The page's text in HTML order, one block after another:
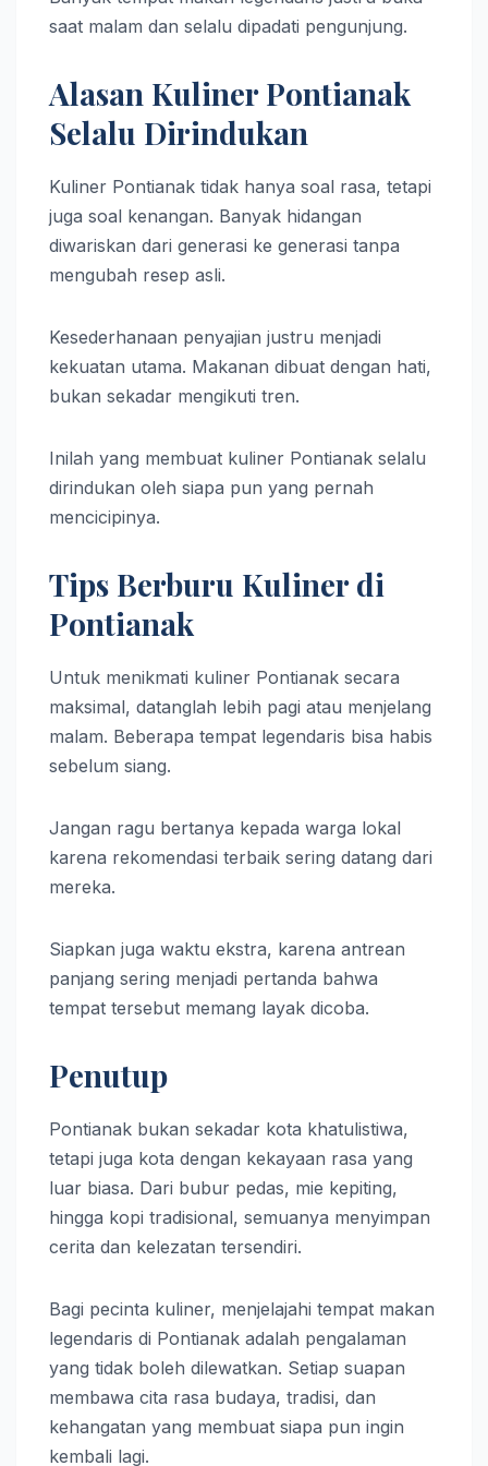
saat malam dan selalu dipadati pengunjung.
Alasan Kuliner Pontianak
Selalu Dirindukan
Kuliner Pontianak tidak hanya soal rasa, tetapi
juga soal kenangan. Banyak hidangan
diwariskan dari generasi ke generasi tanpa
mengubah resep asli.
Kesederhanaan penyajian justru menjadi
kekuatan utama. Makanan dibuat dengan hati,
bukan sekadar mengikuti tren.
Inilah yang membuat kuliner Pontianak selalu
dirindukan oleh siapa pun yang pernah
mencicipinya.
Tips Berburu Kuliner di
Pontianak
Untuk menikmati kuliner Pontianak secara
maksimal, datanglah lebih pagi atau menjelang
malam. Beberapa tempat legendaris bisa habis
sebelum siang.
Jangan ragu bertanya kepada warga lokal
karena rekomendasi terbaik sering datang dari
mereka.
Siapkan juga waktu ekstra, karena antrean
panjang sering menjadi pertanda bahwa
tempat tersebut memang layak dicoba.
Penutup
Pontianak bukan sekadar kota khatulistiwa,
tetapi juga kota dengan kekayaan rasa yang
luar biasa. Dari bubur pedas, mie kepiting,
hingga kopi tradisional, semuanya menyimpan
cerita dan kelezatan tersendiri.
Bagi pecinta kuliner, menjelajahi tempat makan
legendaris di Pontianak adalah pengalaman
yang tidak boleh dilewatkan. Setiap suapan
membawa cita rasa budaya, tradisi, dan
kehangatan yang membuat siapa pun ingin
kembali lagi.